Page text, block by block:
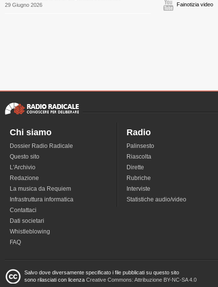
29 Giugno 2026
Fainotizia video
Chi siamo
Dossier Radio Radicale
Questo sito
L'Archivio
Redazione
La musica da Requiem
Infrastruttura informatica
Contattaci
Dati societari
Whistleblowing
FAQ
Radio
Palinsesto
Riascolta
Dirette
Rubriche
Interviste
Statistiche audio/video
Salvo dove diversamente specificato i file pubblicati su questo sito
sono rilasciati con licenza Creative Commons: Attribuzione BY-NC-SA 4.0